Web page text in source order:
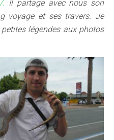
. Il partage avec nous son
voyage et ses travers. Je
légendes aux photos